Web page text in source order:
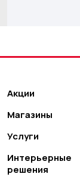
Акции
Магазины
Услуги
Интерьерные
решения